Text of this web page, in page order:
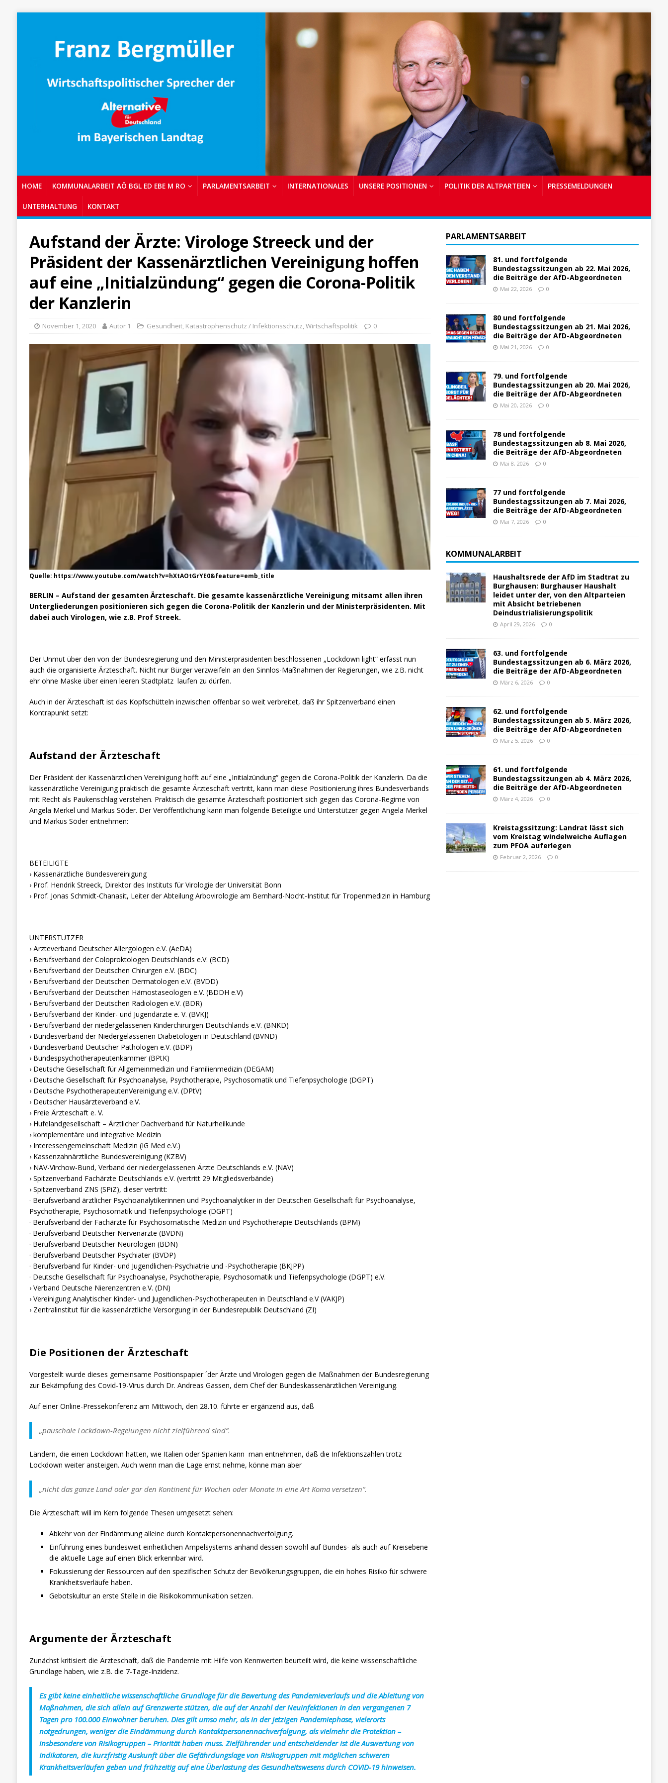
HOME KOMMUNALARBEIT AÖ BGL ED EBE M RO PARLAMENTSARBEIT INTERNATIONALES UNSERE POSITIONEN POLITIK DER ALTPARTEIEN PRESSEMELDUNGEN
UNTERHALTUNG KONTAKT
Aufstand der Ärzte: Virologe Streeck und der
Präsident der Kassenärztlichen Vereinigung hoffen
auf eine „Initialzündung“ gegen die Corona-Politik
der Kanzlerin
November 1, 2020 Autor 1 Gesundheit, Katastrophenschutz / Infektionsschutz,Wirtschaftspolitik 0
Quelle: https://www.youtube.com/watch?v=hXtAOtGrYE0&feature=emb_title
BERLIN – Aufstand der gesamten Ärzteschaft. Die gesamte kassenärztliche Vereinigung mitsamt allen ihren
Untergliederungen positionieren sich gegen die Corona-Politik der Kanzlerin und der Ministerpräsidenten. Mit
dabei auch Virologen, wie z.B. Prof Streek.
Der Unmut über den von der Bundesregierung und den Ministerpräsidenten beschlossenen „Lockdown light“ erfasst nun
auch die organisierte Ärzteschaft. Nicht nur Bürger verzweifeln an den Sinnlos-Maßnahmen der Regierungen, wie z.B. nicht
ehr ohne Maske über einen leeren Stadtplatz laufen zu dürfen.
Auch in der Ärzteschaft ist das Kopfschütteln inzwischen offenbar so weit verbreitet, daß ihr Spitzenverband einen
Kontrapunkt setzt:
Aufstand der Ärzteschaft
Der Präsident der Kassenärztlichen Vereinigung hofft auf eine „Initialzündung“ gegen die Corona-Politik der Kanzlerin. Da die
kassenärztliche Vereinigung praktisch die gesamte Ärzteschaft vertritt, kann man diese Positionierung ihres Bundesverbands
mit Recht als Paukenschlag verstehen. Praktisch die gesamte Ärzteschaft positioniert sich gegen das Corona-Regime von
Angela Merkel und Markus Söder. Der Veröffentlichung kann man folgende Beteiligte und Unterstützer gegen Angela Merkel
und Markus Söder entnehmen:
BETEILIGTE
› Kassenärztliche Bundesvereinigung
› Prof. Hendrik Streeck, Direktor des Instituts für Virologie der Universität Bonn
› Prof. Jonas Schmidt-Chanasit, Leiter der Abteilung Arbovirologie am Bernhard-Nocht-Institut für Tropenmedizin in Hamburg
UNTERSTÜTZER
› Ärzteverband Deutscher Allergologen e.V. (AeDA)
› Berufsverband der Coloproktologen Deutschlands e.V. (BCD)
› Berufsverband der Deutschen Chirurgen e.V. (BDC)
› Berufsverband der Deutschen Dermatologen e.V. (BVDD)
› Berufsverband der Deutschen Hämostaseologen e.V. (BDDH e.V)
› Berufsverband der Deutschen Radiologen e.V. (BDR)
› Berufsverband der Kinder- und Jugendärzte e. V. (BVKJ)
› Berufsverband der niedergelassenen Kinderchirurgen Deutschlands e.V. (BNKD)
› Bundesverband der Niedergelassenen Diabetologen in Deutschland (BVND)
› Bundesverband Deutscher Pathologen e.V. (BDP)
› Bundespsychotherapeutenkammer (BPtK)
› Deutsche Gesellschaft für Allgemeinmedizin und Familienmedizin (DEGAM)
› Deutsche Gesellschaft für Psychoanalyse, Psychotherapie, Psychosomatik und Tiefenpsychologie (DGPT)
› Deutsche PsychotherapeutenVereinigung e.V. (DPtV)
› Deutscher Hausärzteverband e.V.
› Freie Ärzteschaft e. V.
› Hufelandgesellschaft – Ärztlicher Dachverband für Naturheilkunde
› komplementäre und integrative Medizin
› Interessengemeinschaft Medizin (IG Med e.V.)
› Kassenzahnärztliche Bundesvereinigung (KZBV)
› NAV-Virchow-Bund, Verband der niedergelassenen Ärzte Deutschlands e.V. (NAV)
› Spitzenverband Fachärzte Deutschlands e.V. (vertritt 29 Mitgliedsverbände)
› Spitzenverband ZNS (SPiZ), dieser vertritt:
· Berufsverband ärztlicher Psychoanalytikerinnen und Psychoanalytiker in der Deutschen Gesellschaft für Psychoanalyse,
Psychotherapie, Psychosomatik und Tiefenpsychologie (DGPT)
· Berufsverband der Fachärzte für Psychosomatische Medizin und Psychotherapie Deutschlands (BPM)
· Berufsverband Deutscher Nervenärzte (BVDN)
· Berufsverband Deutscher Neurologen (BDN)
· Berufsverband Deutscher Psychiater (BVDP)
· Berufsverband für Kinder- und Jugendlichen-Psychiatrie und -Psychotherapie (BKJPP)
· Deutsche Gesellschaft für Psychoanalyse, Psychotherapie, Psychosomatik und Tiefenpsychologie (DGPT) e.V.
› Verband Deutsche Nierenzentren e.V. (DN)
› Vereinigung Analytischer Kinder- und Jugendlichen-Psychotherapeuten in Deutschland e.V (VAKJP)
› Zentralinstitut für die kassenärztliche Versorgung in der Bundesrepublik Deutschland (ZI)
Die Positionen der Ärzteschaft
Vorgestellt wurde dieses gemeinsame Positionspapier ´der Ärzte und Virologen gegen die Maßnahmen der Bundesregierung
zur Bekämpfung des Covid-19-Virus durch Dr. Andreas Gassen, dem Chef der Bundeskassenärztlichen Vereinigung.
Auf einer Online-Pressekonferenz am Mittwoch, den 28.10. führte er ergänzend aus, daß
„pauschale Lockdown-Regelungen nicht zielführend sind“.
Ländern, die einen Lockdown hatten, wie Italien oder Spanien kann man entnehmen, daß die Infektionszahlen trotz
Lockdown weiter ansteigen. Auch wenn man die Lage ernst nehme, könne man aber
„nicht das ganze Land oder gar den Kontinent für Wochen oder Monate in eine Art Koma versetzen“.
Die Ärzteschaft will im Kern folgende Thesen umgesetzt sehen:
Abkehr von der Eindämmung alleine durch Kontaktpersonennachverfolgung.
Einführung eines bundesweit einheitlichen Ampelsystems anhand dessen sowohl auf Bundes- als auch auf Kreisebene
die aktuelle Lage auf einen Blick erkennbar wird.
Fokussierung der Ressourcen auf den spezifischen Schutz der Bevölkerungsgruppen, die ein hohes Risiko für schwere
Krankheitsverläufe haben.
Gebotskultur an erste Stelle in die Risikokommunikation setzen.
Argumente der Ärzteschaft
Zunächst kritisiert die Ärzteschaft, daß die Pandemie mit Hilfe von Kennwerten beurteilt wird, die keine wissenschaftliche
Grundlage haben, wie z.B. die 7-Tage-Inzidenz.
Es gibt keine einheitliche wissenschaftliche Grundlage für die Bewertung des Pandemieverlaufs und die Ableitung von
Maßnahmen, die sich allein auf Grenzwerte stützen, die auf der Anzahl der Neuinfektionen in den vergangenen 7
Tagen pro 100.000 Einwohner beruhen. Dies gilt umso mehr, als in der jetzigen Pandemiephase, vielerorts
notgedrungen, weniger die Eindämmung durch Kontaktpersonennachverfolgung, als vielmehr die Protektion –
insbesondere von Risikogruppen – Priorität haben muss. Zielführender und entscheidender ist die Auswertung von
Indikatoren, die kurzfristig Auskunft über die Gefährdungslage von Risikogruppen mit möglichen schweren
Krankheitsverläufen geben und frühzeitig auf eine Überlastung des Gesundheitswesens durch COVID-19 hinweisen.
PARLAMENTSARBEIT
81. und fortfolgende
Bundestagssitzungen ab 22. Mai 2026,
die Beiträge der AfD-Abgeordneten
Mai 22, 2026 0
80 und fortfolgende
Bundestagssitzungen ab 21. Mai 2026,
die Beiträge der AfD-Abgeordneten
Mai 21, 2026 0
79. und fortfolgende
Bundestagssitzungen ab 20. Mai 2026,
die Beiträge der AfD-Abgeordneten
Mai 20, 2026 0
78 und fortfolgende
Bundestagssitzungen ab 8. Mai 2026,
die Beiträge der AfD-Abgeordneten
Mai 8, 2026 0
77 und fortfolgende
Bundestagssitzungen ab 7. Mai 2026,
die Beiträge der AfD-Abgeordneten
Mai 7, 2026 0
KOMMUNALARBEIT
Haushaltsrede der AfD im Stadtrat zu
Burghausen: Burghauser Haushalt
leidet unter der, von den Altparteien
mit Absicht betriebenen
Deindustrialisierungspolitik
April 29, 2026 0
63. und fortfolgende
Bundestagssitzungen ab 6. März 2026,
die Beiträge der AfD-Abgeordneten
März 6, 2026 0
62. und fortfolgende
Bundestagssitzungen ab 5. März 2026,
die Beiträge der AfD-Abgeordneten
März 5, 2026 0
61. und fortfolgende
Bundestagssitzungen ab 4. März 2026,
die Beiträge der AfD-Abgeordneten
März 4, 2026 0
Kreistagssitzung: Landrat lässt sich
vom Kreistag windelweiche Auflagen
zum PFOA auferlegen
Februar 2, 2026 0